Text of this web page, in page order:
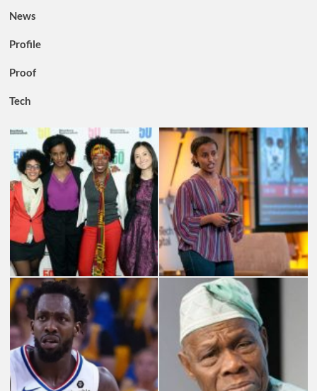
News
Profile
Proof
Tech